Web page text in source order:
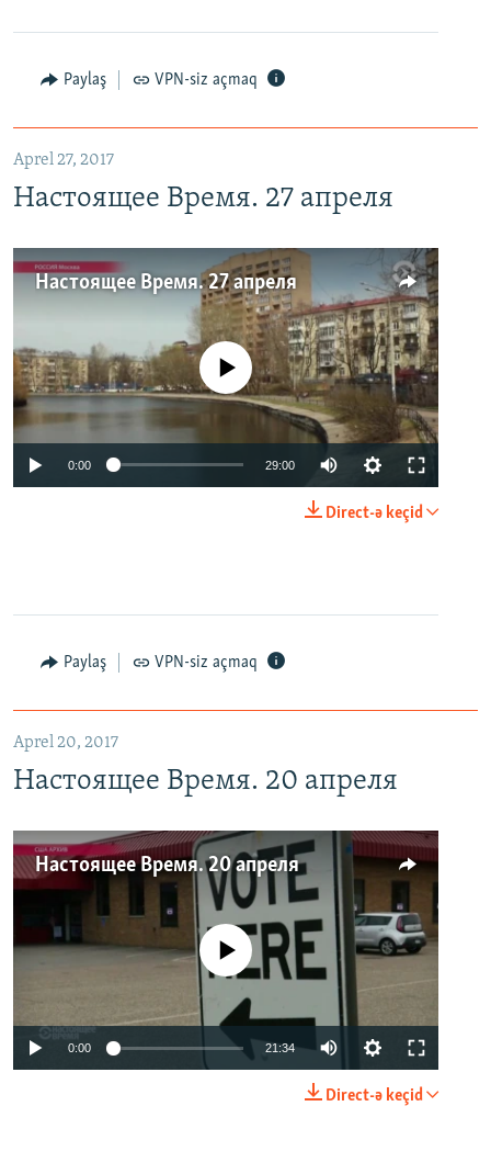
Paylaş VPN-siz açmaq
Aprel 27, 2017
Настоящее Время. 27 апреля
Настоящее Время. 27 апреля
No media source currently available
0:00 29:00
Direct-ə keçid
Paylaş VPN-siz açmaq
Aprel 20, 2017
Настоящее Время. 20 апреля
Настоящее Время. 20 апреля
No media source currently available
0:00 21:34
Direct-ə keçid